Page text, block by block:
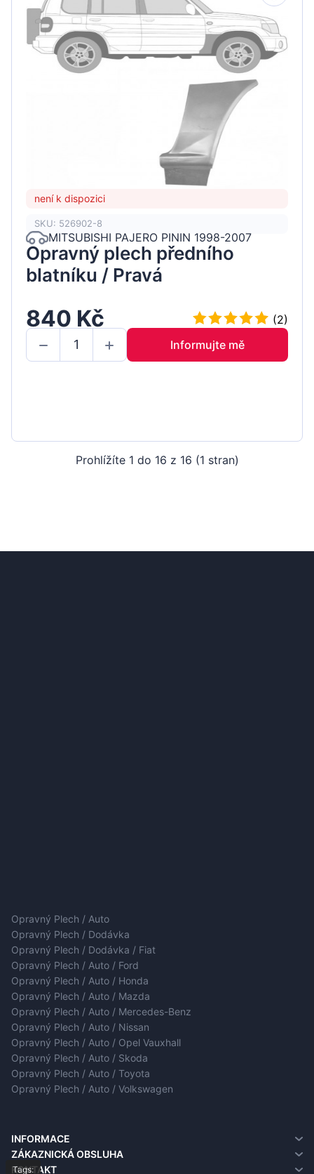
není k dispozici
SKU: 526902-8
MITSUBISHI PAJERO PININ 1998-2007
Opravný plech předního
blatníku / Pravá
840 Kč
(2)
Informujte mě
Prohlížíte 1 do 16 z 16 (1 stran)
Opravný Plech / Auto
Opravný Plech / Dodávka
Opravný Plech / Dodávka / Fiat
Opravný Plech / Auto / Ford
Opravný Plech / Auto / Honda
Opravný Plech / Auto / Mazda
Opravný Plech / Auto / Mercedes-Benz
Opravný Plech / Auto / Nissan
Opravný Plech / Auto / Opel Vauxhall
Opravný Plech / Auto / Skoda
Opravný Plech / Auto / Toyota
Opravný Plech / Auto / Volkswagen
INFORMACE
O nás
Informace o doručení
ZÁKAZNICKÁ OBSLUHA
Kontakt
KONTAKT
Tags: